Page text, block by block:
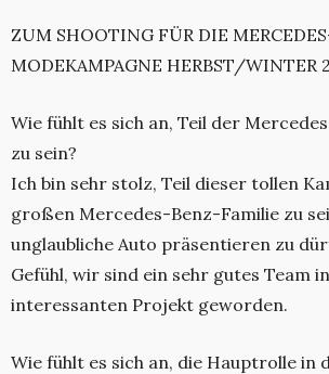
ZUM SHOOTING FÜR DIE
MODEKAMPAGNE HERBST/WINTER
Wie fühlt es sich an, Teil der
zu sein?
Ich bin sehr stolz, Teil dieser tollen
großen Mercedes-Benz-Familie zu
unglaubliche Auto präsentieren zu
Gefühl, wir sind ein sehr gutes Team
interessanten Projekt geworden.
Wie fühlt es sich an, die Hauptrolle in